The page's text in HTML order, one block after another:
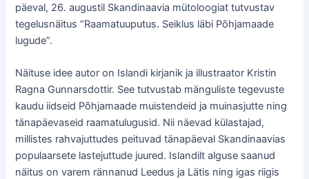
päeval, 26. augustil Skandinaavia mütoloogiat tutvustav
tegelusnäitus “Raamatuuputus. Seiklus läbi Põhjamaade
lugude”.
Näituse idee autor on Islandi kirjanik ja illustraator Kristin
Ragna Gunnarsdottir. See tutvustab mänguliste tegevuste
kaudu iidseid Põhjamaade muistendeid ja muinasjutte ning
tänapäevaseid raamatulugusid. Nii näevad külastajad,
millistes rahvajuttudes peituvad tänapäeval Skandinaavias
populaarsete lastejuttude juured. Islandilt alguse saanud
näitus on varem rännanud Leedus ja Lätis ning igas riigis